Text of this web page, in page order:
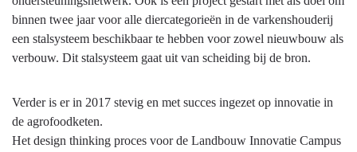
binnen twee jaar voor alle diercategorieën in de varkenshouderij
een stalsysteem beschikbaar te hebben voor zowel nieuwbouw als
verbouw. Dit stalsysteem gaat uit van scheiding bij de bron.
Verder is er in 2017 stevig en met succes ingezet op innovatie in
de agrofoodketen.
Het design thinking proces voor de Landbouw Innovatie Campus